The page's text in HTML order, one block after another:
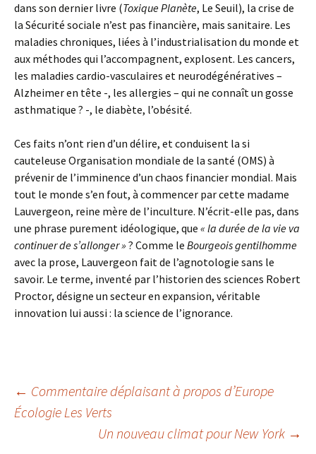
dans son dernier livre (Toxique Planète, Le Seuil), la crise de
la Sécurité sociale n’est pas financière, mais sanitaire. Les
maladies chroniques, liées à l’industrialisation du monde et
aux méthodes qui l’accompagnent, explosent. Les cancers,
les maladies cardio-vasculaires et neurodégénératives –
Alzheimer en tête -, les allergies – qui ne connaît un gosse
asthmatique ? -, le diabète, l’obésité.
Ces faits n’ont rien d’un délire, et conduisent la si
cauteleuse Organisation mondiale de la santé (OMS) à
prévenir de l’imminence d’un chaos financier mondial. Mais
tout le monde s’en fout, à commencer par cette madame
Lauvergeon, reine mère de l’inculture. N’écrit-elle pas, dans
une phrase purement idéologique, que « la durée de la vie va
continuer de s’allonger » ? Comme le Bourgeois gentilhomme
avec la prose, Lauvergeon fait de l’agnotologie sans le
savoir. Le terme, inventé par l’historien des sciences Robert
Proctor, désigne un secteur en expansion, véritable
innovation lui aussi : la science de l’ignorance.
Navigation
← Commentaire déplaisant à propos d’Europe
Écologie Les Verts
Un nouveau climat pour New York →